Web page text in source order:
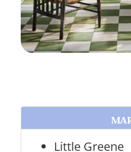
Little Greene